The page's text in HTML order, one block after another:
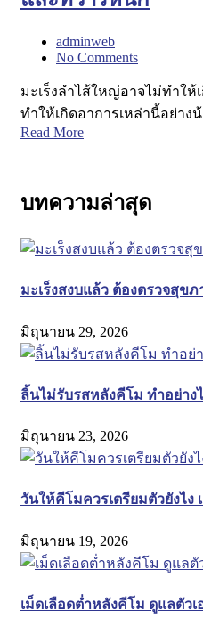
adminweb
No Comments
มะเร็งลำไส้ใหญ่อาจไม่ทำใ
ทำให้เกิดอาการเหล่านี้อย่าง
Read More
บทความล่าสุด
มะเร็งสงบแล้ว ต้องตรวจสุขภ
มิถุนายน 29, 2026
ลิ้นไม่รับรสหลังคีโม ทำอย่าง
มิถุนายน 23, 2026
วันให้คีโมควรเตรียมตัวยังไง
มิถุนายน 19, 2026
เม็ดเลือดต่ำหลังคีโม ดูแลตัวเ